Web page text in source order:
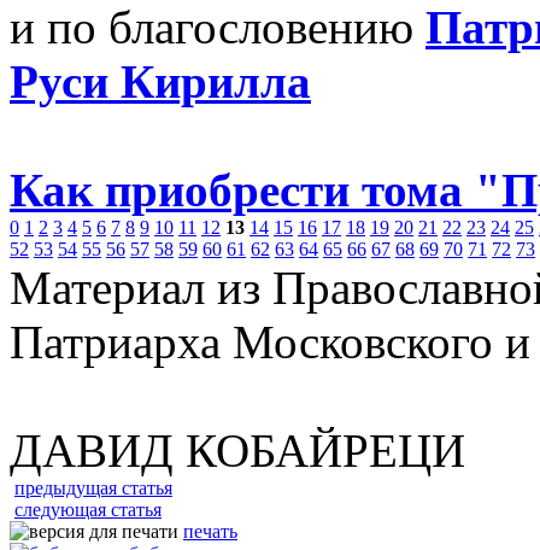
и по благословению
Руси Кирилла
Как приобрести тома
0 1 2 3 4 5 6 7 8 9 10 11 12 13 14 15 16 17 18 19 20 21 22 23 24 25
52 53 54 55 56 57 58 59 60 61 62 63 64 65 66 67 68 69 70 71 72 73
Материал из
Патриарха Московского
ДАВИД КОБАЙРЕЦИ
предыдущая статья
следующая статья
печать